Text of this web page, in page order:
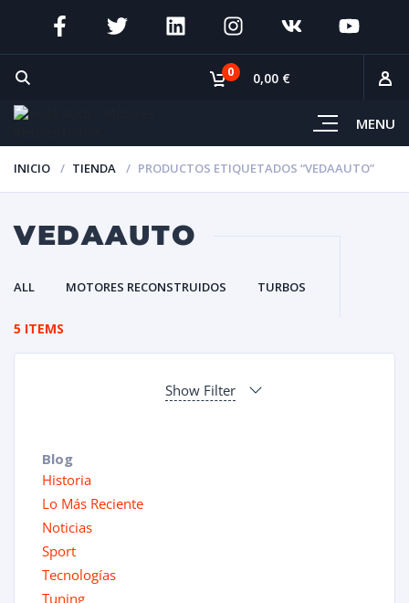
MENU
0 0,00 €
INICIO TIENDA PRODUCTOS ETIQUETADOS “VEDAAUTO”
VEDAAUTO
ALL MOTORES RECONSTRUIDOS TURBOS
5 ITEMS
Show Filter
Blog
Historia
Lo Más Reciente
Noticias
Sport
Tecnologías
Tuning